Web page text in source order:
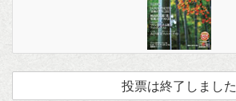
投票は終了しました